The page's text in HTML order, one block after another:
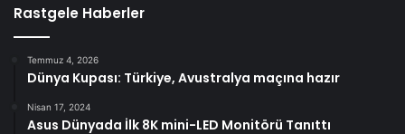
Rastgele Haberler
Temmuz 4, 2026
Dünya Kupası: Türkiye, Avustralya maçına hazır
Nisan 17, 2024
Asus Dünyada İlk 8K mini-LED Monitörü Tanıttı